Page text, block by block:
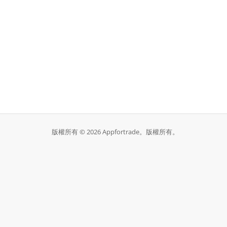
版權所有 © 2026 Appfortrade。版權所有。